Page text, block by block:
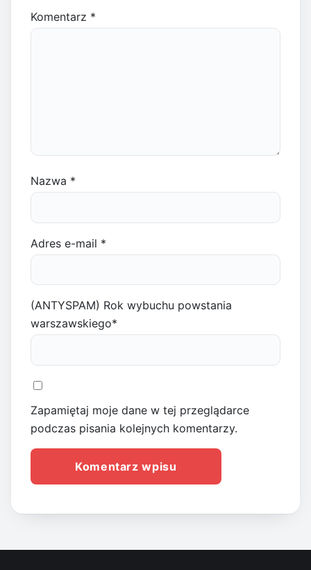
Komentarz *
Nazwa *
Adres e-mail *
(ANTYSPAM) Rok wybuchu powstania
warszawskiego*
Zapamiętaj moje dane w tej przeglądarce
podczas pisania kolejnych komentarzy.